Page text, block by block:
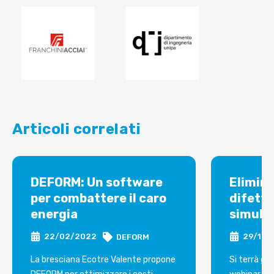
Articoli correlati
DEFORM: Un software
per combattere il caro
energia
22/02/2022 DEFORM
La bresciana Ecotre Valente propone
difetti
29/12/
Si terrà